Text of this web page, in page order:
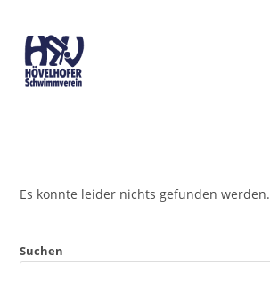
Es konnte leider nichts gefunden werden.
Suchen